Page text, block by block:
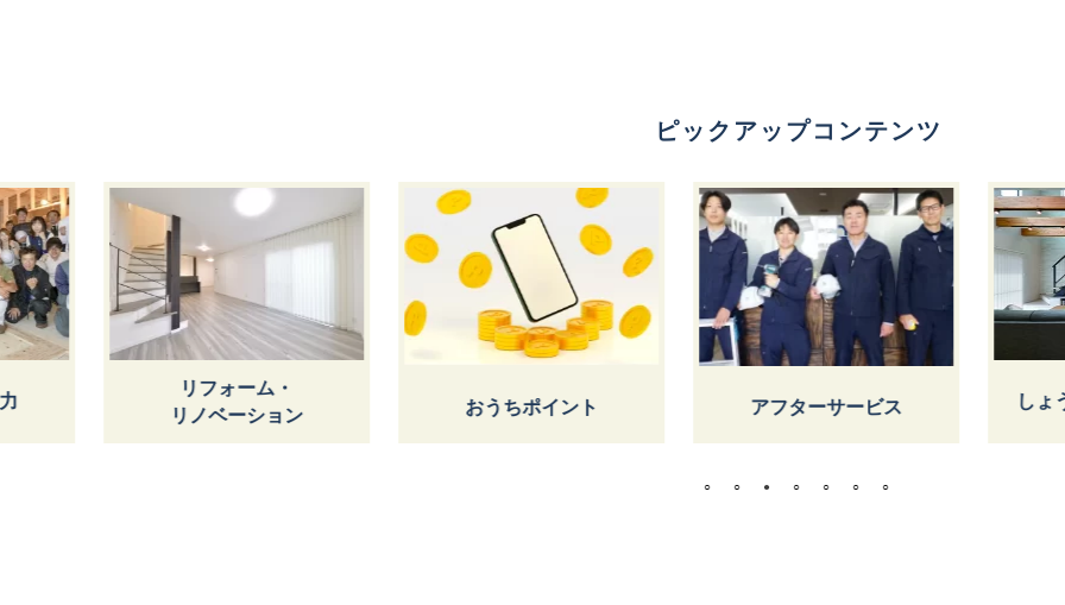
ピックアップコンテンツ
リフォーム・
リノベーション
おうちポイント アフターサービス しょう